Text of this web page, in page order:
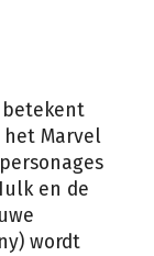
Marvel
en de
wordt